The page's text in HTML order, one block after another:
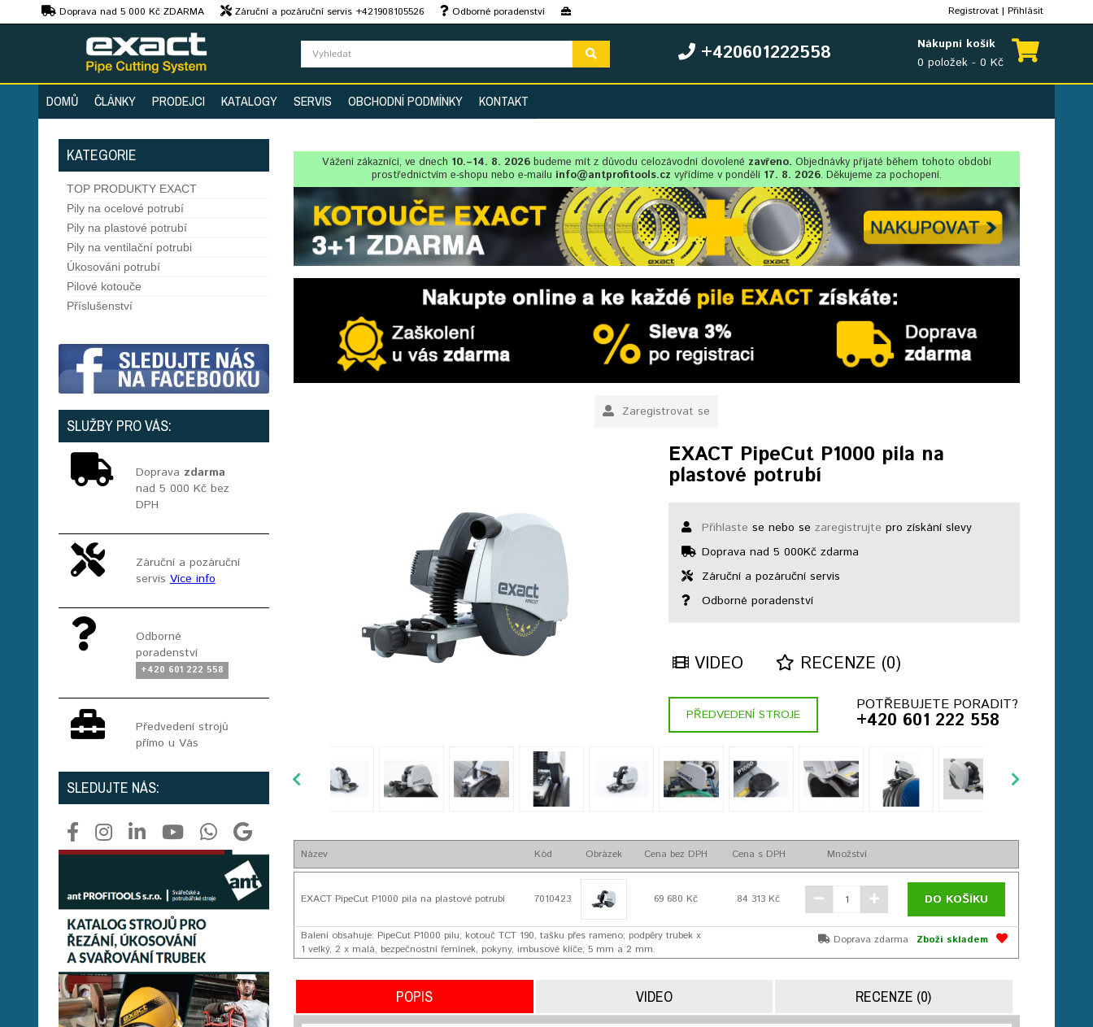
Doprava nad 5 000 Kč ZDARMA Záruční a pozáruční servis +421908105526
Odborné poradenství
Předvedení strojů
Registrovat | Přihlásit
+420601222558
Nákupní košík
0 položek - 0 Kč
DOMŮ ČLÁNKY PRODEJCI KATALOGY SERVIS OBCHODNÍ PODMÍNKY KONTAKT
KATEGORIE
TOP PRODUKTY EXACT
Pily na ocelové potrubí
Pily na plastové potrubí
Pily na ventilační potrubi
Úkosováni potrubí
Pilové kotouče
Příslušenství
SLUŽBY PRO VÁS:
Doprava zdarma
nad 5 000 Kč bez
DPH
Záruční a pozáruční
servisVíce info
Odborné
poradenství
+420 601 222 558
Předvedení strojů
přímo u Vás
SLEDUJTE NÁS:
Vážení zákazníci, ve dnech 10.–14. 8. 2026budeme mít z důvodu celozávodní dovolené zavřeno. Objednávky přijaté během tohoto období
prostřednictvím e-shopu nebo e-mailu info@antprofitools.cz vyřídíme v pondělí 17. 8. 2026. Děkujeme za pochopení.
Zaregistrovat se
EXACT PipeCut P1000 pila na
plastové potrubí
Přihlaste se nebo sezaregistrujte pro získání slevy
Doprava nad 5 000Kč zdarma
Záruční a pozáruční servis
Odborné poradenství
VIDEO RECENZE (0)
PŘEDVEDENÍ STROJE
POTŘEBUJETE PORADIT?
+420 601 222 558
Název Kód Obrázek Cena bez DPH Cena s DPH Množství
EXACT PipeCut P1000 pila na plastové potrubí 7010423 69 680 Kč 84 313 Kč DO KOŠÍKU
Balení obsahuje: PipeCut P1000 pilu; kotouč TCT 190, tašku přes rameno; podpěry trubek x
1 velký, 2 x malá, bezpečnostní řemínek, pokyny, imbusové klíče; 5 mm a 2 mm.
Zboží skladem
Doprava zdarma
POPIS VIDEO RECENZE (0)